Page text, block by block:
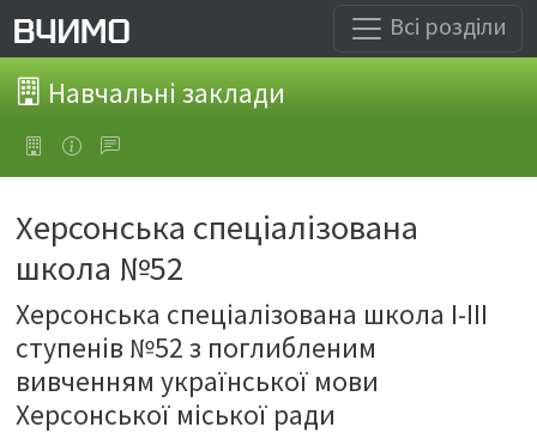
Всі розділи
Навчальні заклади
Херсонська спеціалізована
школа №52
Херсонська спеціалізована школа І-ІІІ
ступенів №52 з поглибленим
вивченням української мови
Херсонської міської ради